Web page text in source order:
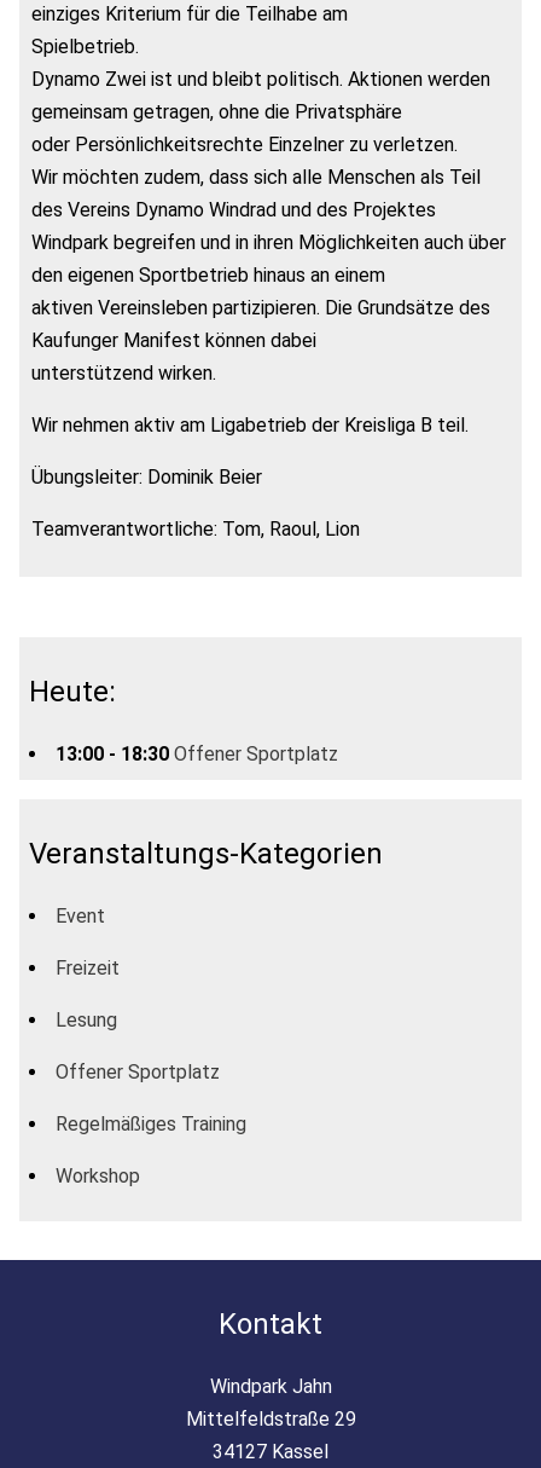
einziges Kriterium für die Teilhabe am
Spielbetrieb.
Dynamo Zwei ist und bleibt politisch. Aktionen werden
gemeinsam getragen, ohne die Privatsphäre
oder Persönlichkeitsrechte Einzelner zu verletzen.
Wir möchten zudem, dass sich alle Menschen als Teil
des Vereins Dynamo Windrad und des Projektes
Windpark begreifen und in ihren Möglichkeiten auch über
den eigenen Sportbetrieb hinaus an einem
aktiven Vereinsleben partizipieren. Die Grundsätze des
Kaufunger Manifest können dabei
unterstützend wirken.
Wir nehmen aktiv am Ligabetrieb der Kreisliga B teil.
Übungsleiter: Dominik Beier
Teamverantwortliche: Tom, Raoul, Lion
Heute:
13:00 - 18:30 Offener Sportplatz
Veranstaltungs-Kategorien
Event
Freizeit
Lesung
Offener Sportplatz
Regelmäßiges Training
Workshop
Kontakt
Windpark Jahn
Mittelfeldstraße 29
34127 Kassel